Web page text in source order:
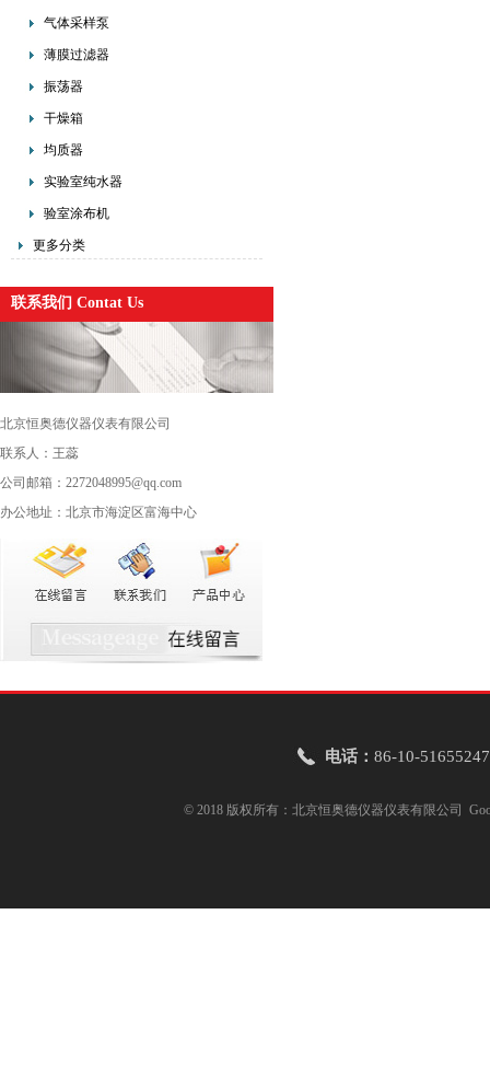
气体采样泵
薄膜过滤器
振荡器
干燥箱
均质器
实验室纯水器
验室涂布机
更多分类
联系我们 Contat Us
北京恒奥德仪器仪表有限公司
联系人：王蕊
公司邮箱：2272048995@qq.com
办公地址：北京市海淀区富海中心
电话： 86-10-51655247
© 2018 版权所有：北京恒奥德仪器仪表有限公司